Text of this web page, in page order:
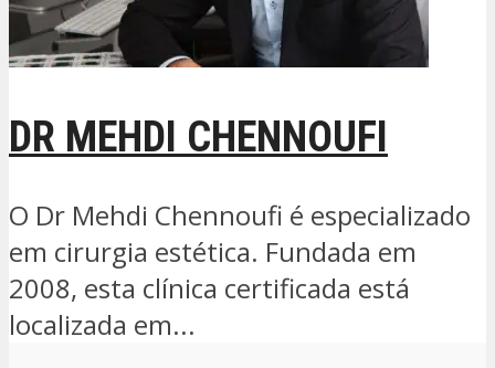
DR MEHDI CHENNOUFI
O Dr Mehdi Chennoufi é especializado
em cirurgia estética. Fundada em
2008, esta clínica certificada está
localizada em...